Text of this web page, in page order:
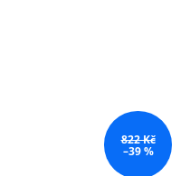
822 Kč
–39 %